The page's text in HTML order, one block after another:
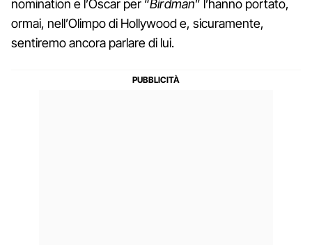
nomination e l’Oscar per “Birdman” l’hanno portato,
ormai, nell’Olimpo di Hollywood e, sicuramente,
sentiremo ancora parlare di lui.